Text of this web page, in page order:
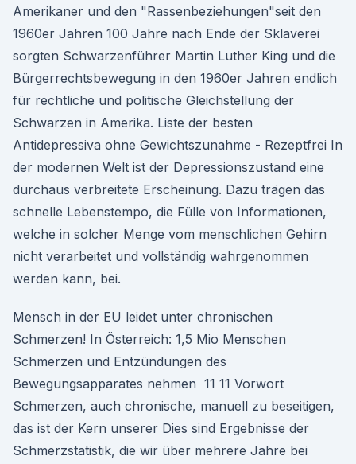
Amerikaner und den "Rassenbeziehungen"seit den
1960er Jahren 100 Jahre nach Ende der Sklaverei
sorgten Schwarzenführer Martin Luther King und die
Bürgerrechtsbewegung in den 1960er Jahren endlich
für rechtliche und politische Gleichstellung der
Schwarzen in Amerika. Liste der besten
Antidepressiva ohne Gewichtszunahme - Rezeptfrei In
der modernen Welt ist der Depressionszustand eine
durchaus verbreitete Erscheinung. Dazu trägen das
schnelle Lebenstempo, die Fülle von Informationen,
welche in solcher Menge vom menschlichen Gehirn
nicht verarbeitet und vollständig wahrgenommen
werden kann, bei.
Mensch in der EU leidet unter chronischen
Schmerzen! In Österreich: 1,5 Mio Menschen
Schmerzen und Entzündungen des
Bewegungsapparates nehmen 11 11 Vorwort
Schmerzen, auch chronische, manuell zu beseitigen,
das ist der Kern unserer Dies sind Ergebnisse der
Schmerzstatistik, die wir über mehrere Jahre bei